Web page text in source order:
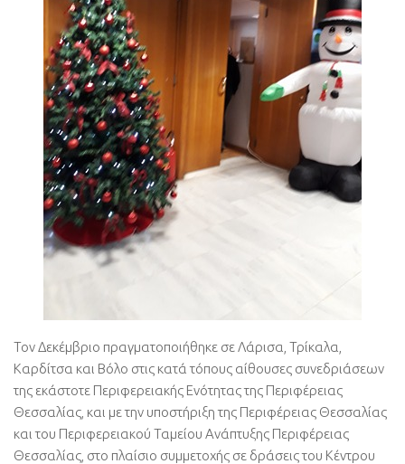
Τον Δεκέμβριο πραγματοποιήθηκε σε Λάρισα Τρίκαλα
Καρδίτσα και Βόλο στις κατά τόπους αίθουσες συνεδριάσεων
της εκάστοτε Περιφερειακής Ενότητας της Περιφέρειας
Θεσσαλίας και με την υποστήριξη της Περιφέρειας Θεσσαλίας
και του Περιφερειακού Ταμείου Ανάπτυξης Περιφέρειας
Θεσσαλίας στο πλαίσιο συμμετοχής σε δράσεις του Κέντρου